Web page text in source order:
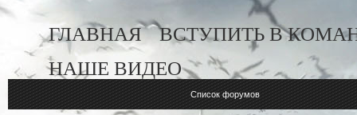
ГЛАВНАЯ
ВСТУПИТЬ В
НАШЕ ВИДЕО
Список форумов